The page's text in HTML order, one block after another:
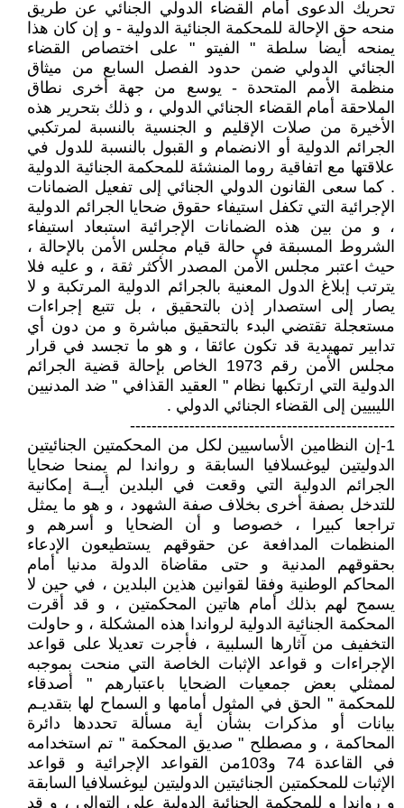
تحريك الدعوى أمام القضاء الدولي الجنائي عن طريق
منحه حق الإحالة للمحكمة الجنائية الدولية - و إن كان هذا
يمنحه أيضا سلطة " الفيتو " على اختصاص القضاء
الجنائي الدولي ضمن حدود الفصل السابع من ميثاق
منظمة الأمم المتحدة - يوسع من جهة أخرى نطاق
الملاحقة أمام القضاء الجنائي الدولي ، و ذلك بتحرير هذه
الأخيرة من صلات الإقليم و الجنسية بالنسبة لمرتكبي
الجرائم الدولية أو الانضمام و القبول بالنسبة للدول في
علاقتها مع اتفاقية روما المنشئة للمحكمة الجنائية الدولية
. كما سعى القانون الدولي الجنائي إلى تفعيل الضمانات
الإجرائية التي تكفل استيفاء حقوق ضحايا الجرائم الدولية
، و من بين هذه الضمانات الإجرائية استبعاد استيفاء
الشروط المسبقة في حالة قيام مجلس الأمن بالإحالة ،
حيث اعتبر مجلس الأمن المصدر الأكثر ثقة ، و عليه فلا
يترتب إبلاغ الدول المعنية بالجرائم الدولية المرتكبة و لا
يصار إلى استصدار إذن بالتحقيق ، بل تتبع إجراءات
مستعجلة تقتضي البدء بالتحقيق مباشرة و من دون أي
تدابير تمهيدية قد تكون عائقا ، و هو ما تجسد في قرار
مجلس الأمن رقم 1973 الخاص بإحالة قضية الجرائم
الدولية التي ارتكبها نظام " العقيد القذافي " ضد المدنيين
الليبيين إلى القضاء الجنائي الدولي .
-------------------------------------------------
1-إن النظامين الأساسيين لكل من المحكمتين الجنائيتين
الدوليتين ليوغسلافيا السابقة و رواندا لم يمنحا ضحايا
الجرائم الدولية التي وقعت في البلدين أيــة إمكانية
للتدخل بصفة أخرى بخلاف صفة الشهود ، و هو ما يمثل
تراجعا كبيرا ، خصوصا و أن الضحايا و أسرهم و
المنظمات المدافعة عن حقوقهم يستطيعون الإدعاء
بحقوقهم المدنية و حتى مقاضاة الدولة مدنيا أمام
المحاكم الوطنية وفقا لقوانين هذين البلدين ، في حين لا
يسمح لهم بذلك أمام هاتين المحكمتين ، و قد أقرت
المحكمة الجنائية الدولية لرواندا هذه المشكلة ، و حاولت
التخفيف من آثارها السلبية ، فأجرت تعديلا على قواعد
الإجراءات و قواعد الإثبات الخاصة التي منحت بموجبه
لممثلي بعض جمعيات الضحايا باعتبارهم " أصدقاء
للمحكمة " الحق في المثول أمامها و السماح لها بتقديـم
بيانات أو مذكرات بشأن أية مسألة تحددها دائرة
المحاكمة ، و مصطلح " صديق المحكمة " تم استخدامه
في القاعدة 74 و103من القواعد الإجرائية و قواعد
الإثبات للمحكمتين الجنائيتين الدوليتين ليوغسلافيا السابقة
و رواندا و للمحكمة الجنائية الدولية على التوالي ، و قد